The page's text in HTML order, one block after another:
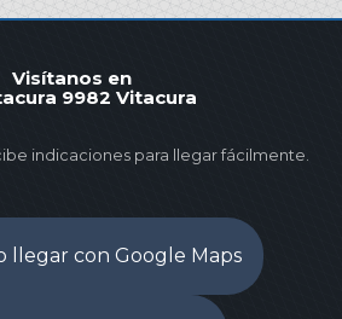
Visítanos en
9982 Vitacura
indicaciones para llegar fácilmente.
llegar con Google Maps